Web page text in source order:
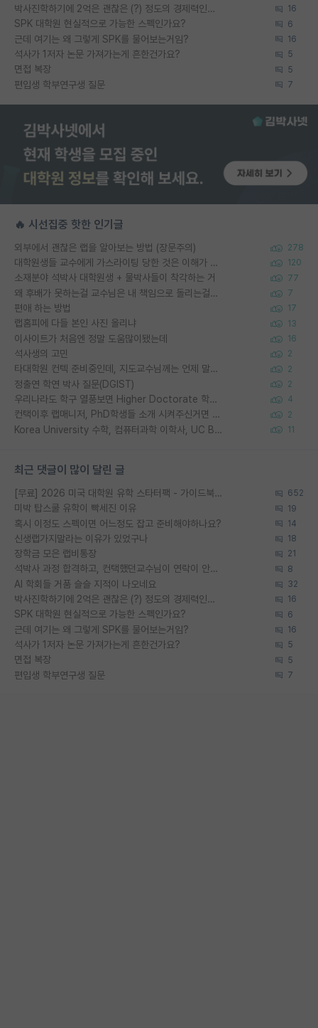
박사진학하기에 2억은 괜찮은 (?) 정도의 경제력인가요 16
SPK 대학원 현실적으로 가능한 스펙인가요? 6
근데 여기는 왜 그렇게 SPK를 물어보는거임? 16
석사가 1저자 논문 가져가는게 흔한건가요? 5
면접 복장 5
편입생 학부연구생 질문 7
🔥 시선집중 핫한 인기글
외부에서 괜찮은 랩을 알아보는 방법 (장문주의) 278
대학원생들 교수에게 가스라이팅 당한 것은 이해가 갑니다. 안타깝네요. 120
소재분야 석박사 대학원생 + 물박사들이 착각하는 거 77
왜 후배가 못하는걸 교수님은 내 책임으로 돌리는걸까요? 7
편애 하는 방법 17
랩홈피에 다들 본인 사진 올리냐 13
이사이트가 처음엔 정말 도움많이됐는데 16
석사생의 고민 2
타대학원 컨텍 준비중인데, 지도교수님께는 언제 말씀드려야 할까요? 2
정출연 학연 박사 질문(DGIST) 2
우리나라도 학구 열풍보면 Higher Doctorate 학위가 필요하다고 봅니다. 4
컨택이후 랩매니저, PhD학생들 소개 시켜주신거면 거의 컨펌에 가깝나요? 2
Korea University 수학, 컴퓨터과학 이학사, UC Berkeley 산업공학 대학원 공학박사가 되는 것은 쉽지 않겠죠? 11
최근 댓글이 많이 달린 글
[무료] 2026 미국 대학원 유학 스타터팩 - 가이드북 & 합격자 컨택메일 템플릿 652
미박 탑스쿨 유학이 빡세진 이유 19
혹시 이정도 스펙이면 어느정도 잡고 준비해야하나요? 14
신생랩가지말라는 이유가 있었구나 18
장학금 모은 랩비통장 21
석박사 과정 합격하고, 컨택했던교수님이 연락이 안됩니다... 8
AI 학회들 거품 슬슬 지적이 나오네요 32
박사진학하기에 2억은 괜찮은 (?) 정도의 경제력인가요 16
SPK 대학원 현실적으로 가능한 스펙인가요? 6
근데 여기는 왜 그렇게 SPK를 물어보는거임? 16
석사가 1저자 논문 가져가는게 흔한건가요? 5
면접 복장 5
편입생 학부연구생 질문 7